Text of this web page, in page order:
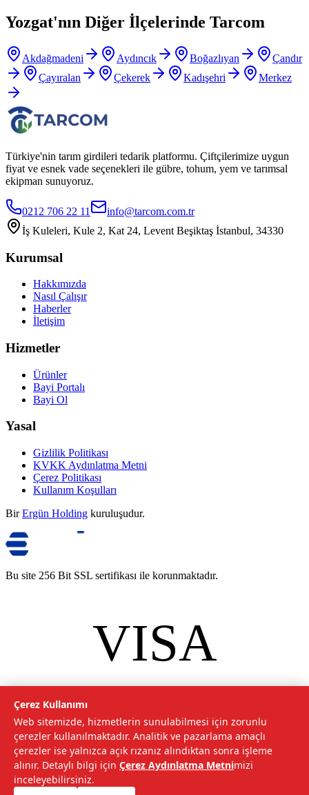
Yozgat'nın Diğer İlçelerinde Tarcom
Akdağmadeni Aydıncık Boğazlıyan
Çandır
Çayıralan
Çekerek Kadışehri Merkez
Türkiye'nin tarım girdileri tedarik platformu. Çiftçilerimize uygun
fiyat ve esnek vade seçenekleri ile gübre, tohum, yem ve tarımsal
ekipman sunuyoruz.
0212 706 22 11
info@tarcom.com.tr
İş Kuleleri, Kule 2, Kat 24, Levent Beşiktaş İstanbul, 34330
Kurumsal
Hakkımızda
Nasıl Çalışır
Haberler
İletişim
Hizmetler
Ürünler
Bayi Portalı
Bayi Ol
Yasal
Gizlilik Politikası
KVKK Aydınlatma Metni
Çerez Politikası
Kullanım Koşulları
Bir Ergün Holding kuruluşudur.
Bu site 256 Bit SSL sertifikası ile korunmaktadır.
VISA
mastercard